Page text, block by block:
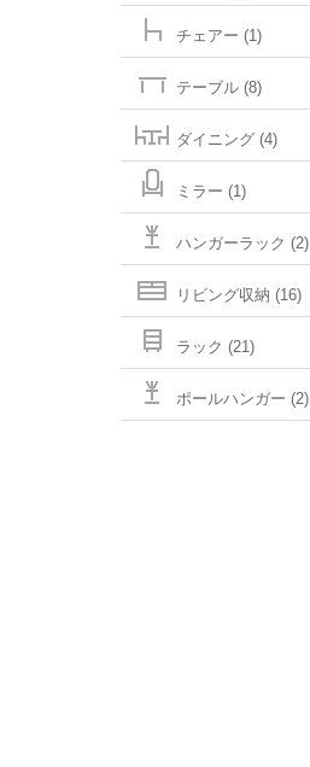
チェアー (1)
テーブル (8)
ダイニング (4)
ミラー (1)
ハンガーラック (2)
リビング収納 (16)
ラック (21)
ポールハンガー (2)